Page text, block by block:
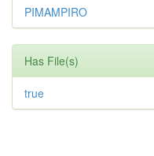
PIMAMPIRO
Has File(s)
true